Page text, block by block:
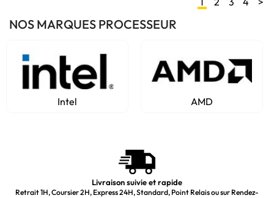
NOS MARQUES PROCESSEUR
Intel AMD
Livraison suivie et rapide
Retrait 1H, Coursier 2H, Express 24H, Standard, Point Relais ou sur Rendez-